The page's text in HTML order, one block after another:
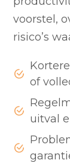
voorstel,
risico’s
of
uitval